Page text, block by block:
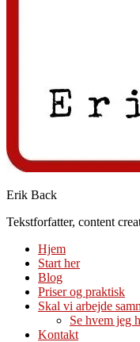
Erik Back
Tekstforfatter, content
Hjem
Start her
Blog
Priser og praktisk
Skal vi arbejde
Se hvem jeg
Kontakt